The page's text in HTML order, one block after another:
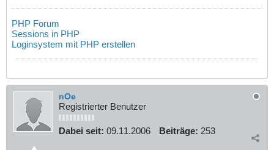
PHP Forum
Sessions in PHP
Loginsystem mit PHP erstellen
nOe
Registrierter Benutzer
Dabei seit: 09.11.2006 Beiträge: 253